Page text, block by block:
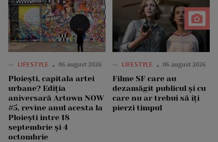
— LIFESTYLE 06 august 2026
Ploiești, capitala artei
urbane? Ediția
aniversară Artown NOW
#5, revine anul acesta la
Ploiești între 18
septembrie și 4
octombrie
— LIFESTYLE 06 august 2026
Filme SF care au
dezamăgit publicul și cu
care nu ar trebui să îți
pierzi timpul